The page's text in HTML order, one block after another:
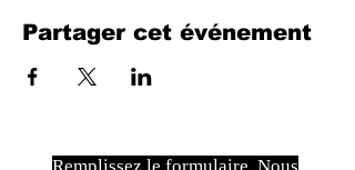
Partager cet événement